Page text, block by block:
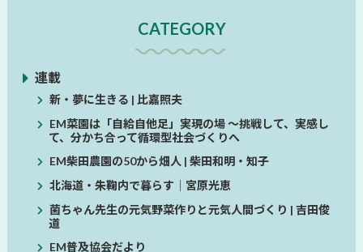
CATEGORY
連載
新・夢に生きる | 比嘉照夫
EM菜園は「自給自他足」実現の場 ～挑戦して、実感し
て、分かち合って循環型社会づくりへ
EM柴田農園の50から畑人 | 柴田和明・知子
北海道・朱鞠内で暮らす│宮原光恵
菌ちゃん先生の元気野菜作りと元気人間づくり | 吉田俊
道
EM普及協会だより